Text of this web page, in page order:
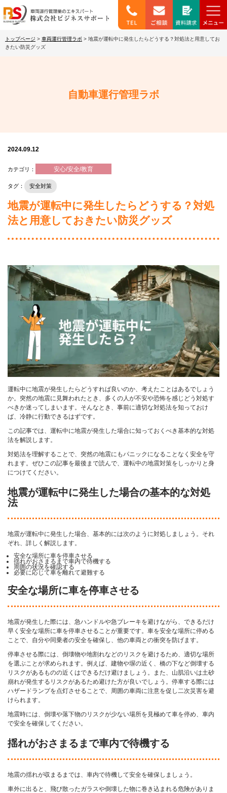
トップページ > 車両運行管理ラボ > 地震が運転中に発生したらどうする？対処法と用意してお
きたい防災グッズ
自動車運行管理ラボ
2024.09.12
カテゴリ： 安心/安全/教育
タグ： 安全対策
地震が運転中に発生したらどうする？対処
法と用意しておきたい防災グッズ
運転中に地震が発生したらどうすれば良いのか、考えたことはあるでしょう
か。突然の地震に見舞われたとき、多くの人が不安や恐怖を感じどう対処す
べきか迷ってしまいます。そんなとき、事前に適切な対処法を知っておけ
ば、冷静に行動できるはずです。
この記事では、運転中に地震が発生した場合に知っておくべき基本的な対処
法を解説します。
対処法を理解することで、突然の地震にもパニックになることなく安全を守
れます。ぜひこの記事を最後まで読んで、運転中の地震対策をしっかりと身
につけてください。
地震が運転中に発生した場合の基本的な対処
法
地震が運転中に発生した場合、基本的には次のように対処しましょう。それ
ぞれ、詳しく解説します。
安全な場所に車を停車させる
揺れがおさまるまで車内で待機する
周囲の状況を確認する
必要に応じて車を離れて避難する
安全な場所に車を停車させる
地震が発生した際には、急ハンドルや急ブレーキを避けながら、できるだけ
早く安全な場所に車を停車させることが重要です。車を安全な場所に停める
ことで、自分や同乗者の安全を確保し、他の車両との衝突を防げます。
停車させる際には、倒壊物や地割れなどのリスクを避けるため、適切な場所
を選ぶことが求められます。例えば、建物や塀の近く、橋の下など倒壊する
リスクがあるものの近くはできるだけ避けましょう。また、山肌沿いは土砂
崩れが発生するリスクがあるため避けた方が良いでしょう。停車する際には
ハザードランプを点灯させることで、周囲の車両に注意を促し二次災害を避
けられます。
地震時には、倒壊や落下物のリスクが少ない場所を見極めて車を停め、車内
で安全を確保してください。
揺れがおさまるまで車内で待機する
地震の揺れが収まるまでは、車内で待機して安全を確保しましょう。
車外に出ると、飛び散ったガラスや倒壊した物に巻き込まれる危険がありま